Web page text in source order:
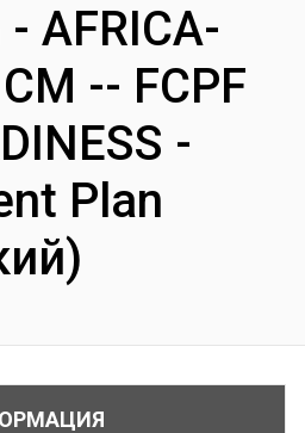
AFRICA-
-- FCPF
-
Plan